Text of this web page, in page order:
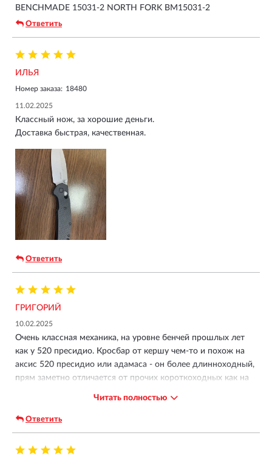
BENCHMADE 15031-2 NORTH FORK BM15031-2
Ответить
ИЛЬЯ
Номер заказа: 18480
11.02.2025
Классный нож, за хорошие деньги.
Доставка быстрая, качественная.
Ответить
ГРИГОРИЙ
10.02.2025
Очень классная механика, на уровне бенчей прошлых лет
как у 520 пресидио. Кросбар от кершу чем-то и похож на
аксис 520 пресидио или адамаса - он более длинноходный,
прям заметно отличается от прочих короткоходных как на
такой механики на шайбах, не понятно зачем нужны
подшипники. Рукоятка тонкопрофильная, даже на самых
тонких шортах вкупе с весом в 80 грамм не чувствуется.
Читать полностью
Ответить